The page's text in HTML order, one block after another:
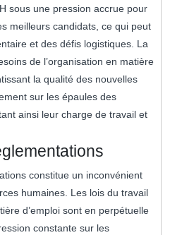
sous une pression accrue pour
meilleurs candidats, ce qui peut
et des défis logistiques. La
de l’organisation en matière
la qualité des nouvelles
sur les épaules des
ainsi leur charge de travail et
constitue un inconvénient
humaines. Les lois du travail
d’emploi sont en perpétuelle
constante sur les